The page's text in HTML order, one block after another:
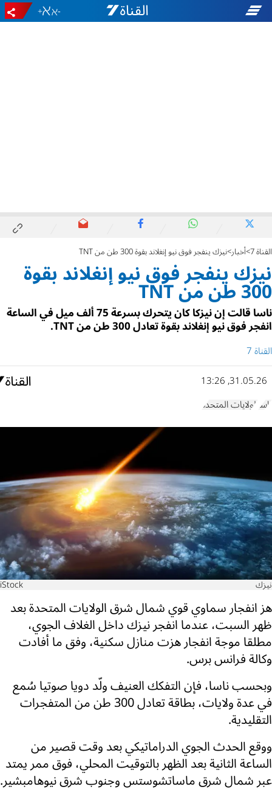
-
+
القناة 7 أخبار نيزك ينفجر فوق نيو إنغلاند بقوة 300 طن من TNT
نيزك ينفجر فوق نيو إنغلاند بقوة
300 طن من TNT
ناسا قالت إن نيزكا كان يتحرك بسرعة 75 ألف ميل في الساعة
انفجر فوق نيو إنغلاند بقوة تعادل 300 طن من TNT.
القناة 7
31.05.26, 13:26
ناسا الولايات المتحدة
نيزك iStock
هز انفجار سماوي قوي شمال شرق الولايات المتحدة بعد
ظهر السبت، عندما انفجر نيزك داخل الغلاف الجوي،
مطلقا موجة انفجار هزت منازل سكنية، وفق ما أفادت
وكالة فرانس برس.
وبحسب ناسا، فإن التفكك العنيف ولّد دويا صوتيا سُمع
في عدة ولايات، بطاقة تعادل 300 طن من المتفجرات
التقليدية.
ووقع الحدث الجوي الدراماتيكي بعد وقت قصير من
الساعة الثانية بعد الظهر بالتوقيت المحلي، فوق ممر يمتد
عبر شمال شرق ماساتشوستس وجنوب شرق نيوهامبشير.